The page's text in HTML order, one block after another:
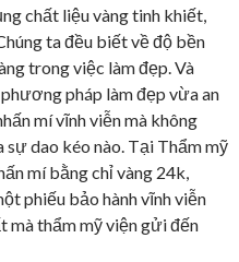
chất liệu vàng tinh khiết,
ta đều biết về độ bền
trong việc làm đẹp. Và
pháp làm đẹp vừa an
mí vĩnh viễn mà không
dao kéo nào. Tại Thẩm mỹ
mí bằng chỉ vàng 24k,
phiếu bảo hành vĩnh viễn
mà thẩm mỹ viện gửi đến